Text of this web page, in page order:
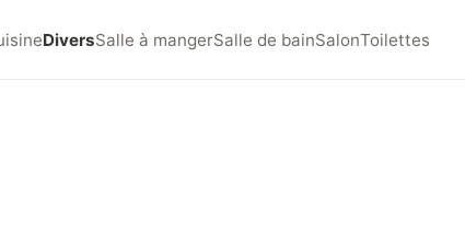
DiversSalle à mangerSalle de bainSalonToilettes